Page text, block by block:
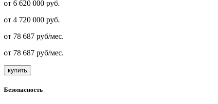
от 6 620 000 руб.
от 4 720 000 руб.
от 78 687 руб/мес.
от 78 687 руб/мес.
купить
Безопасность